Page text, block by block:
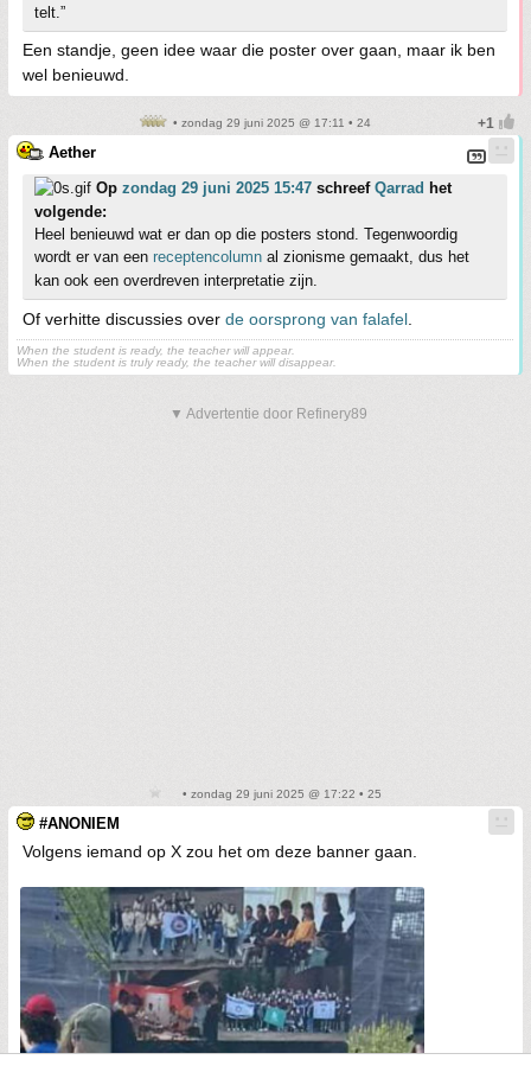
telt.”
Een standje, geen idee waar die poster over gaan, maar ik ben
wel benieuwd.
• zondag 29 juni 2025 @ 17:11 • 24
Aether
Op zondag 29 juni 2025 15:47 schreef Qarrad het
volgende:
Heel benieuwd wat er dan op die posters stond. Tegenwoordig
wordt er van een receptencolumn al zionisme gemaakt, dus het
kan ook een overdreven interpretatie zijn.
Of verhitte discussies over de oorsprong van falafel
When the student is ready, the teacher will appear.
When the student is truly ready, the teacher will disappear.
▼ Advertentie door Refinery89
• zondag 29 juni 2025 @ 17:22 • 25
#ANONIEM
Volgens iemand op X zou het om deze banner gaan.